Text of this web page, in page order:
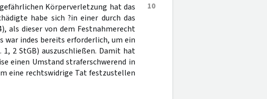
10
Körperverletzung hat das
habe sich ?in einer durch das
als dieser von dem Festnahmerecht
war indes bereits erforderlich, um ein
1, 2 StGB) auszuschließen. Damit hat
einen Umstand straferschwerend in
eine rechtswidrige Tat festzustellen